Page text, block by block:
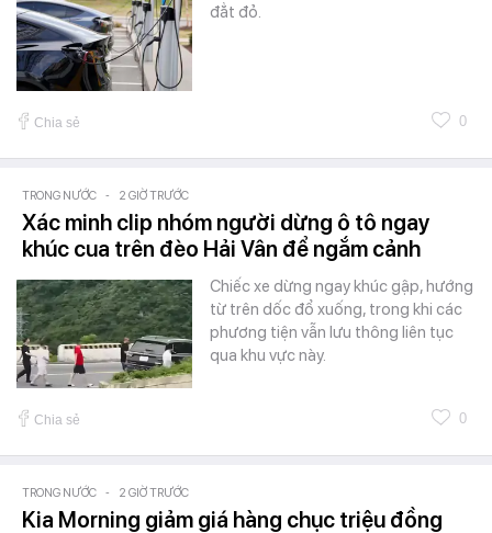
đẳt đỏ.
Chia sẻ 0
TRONG NƯỚC - 2 GIỜ TRƯỚC
Xác minh clip nhóm người dừng ô tô ngay
khúc cua trên đèo Hải Vân để ngắm cảnh
Chiếc xe dừng ngay khúc gập, hướng
từ trên dốc đổ xuống, trong khi các
phương tiện vẫn lưu thông liên tục
qua khu vực này.
Chia sẻ 0
TRONG NƯỚC - 2 GIỜ TRƯỚC
Kia Morning giảm giá hàng chục triệu đồng